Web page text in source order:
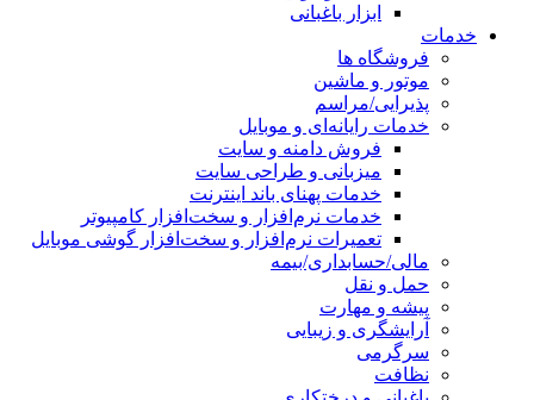
ابزار باغبانی
خدمات
فروشگاه ها
موتور و ماشین
پذیرایی/مراسم
خدمات رایانه‌ای و موبایل
فروش دامنه و سایت
میزبانی و طراحی سایت
خدمات پهنای باند اینترنت
خدمات نرم‌افزار و سخت‌افزار کامپیوتر
تعمیرات نرم‌افزار و سخت‌افزار گوشی موبایل
مالی/حسابداری/بیمه
حمل و نقل
پیشه و مهارت
آرایشگری و زیبایی
سرگرمی
نظافت